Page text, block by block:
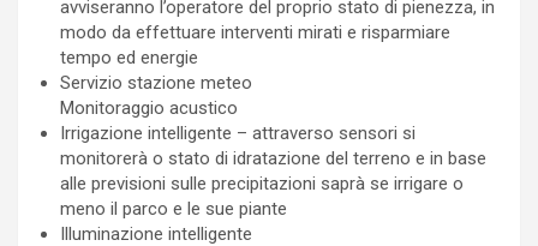
avviseranno l’operatore del proprio stato di pienezza, in
modo da effettuare interventi mirati e risparmiare
tempo ed energie
Servizio stazione meteo
Monitoraggio acustico
Irrigazione intelligente – attraverso sensori si
monitorerà o stato di idratazione del terreno e in base
alle previsioni sulle precipitazioni saprà se irrigare o
meno il parco e le sue piante
Illuminazione intelligente